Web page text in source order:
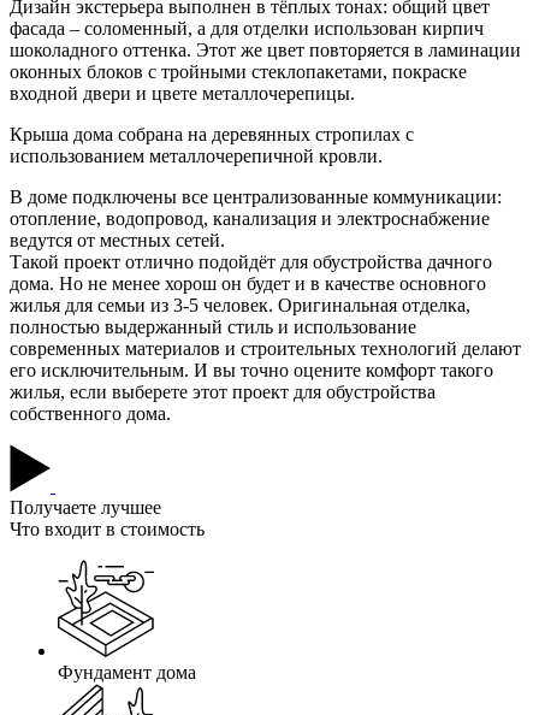
Дизайн экстерьера выполнен в тёплых тонах: общий цвет
фасада – соломенный, а для отделки использован кирпич
шоколадного оттенка. Этот же цвет повторяется в ламинации
оконных блоков с тройными стеклопакетами, покраске
входной двери и цвете металлочерепицы.
Крыша дома собрана на деревянных стропилах с
использованием металлочерепичной кровли.
В доме подключены все централизованные коммуникации:
отопление, водопровод, канализация и электроснабжение
ведутся от местных сетей.
Такой проект отлично подойдёт для обустройства дачного
дома. Но не менее хорош он будет и в качестве основного
жилья для семьи из 3-5 человек. Оригинальная отделка,
полностью выдержанный стиль и использование
современных материалов и строительных технологий делают
его исключительным. И вы точно оцените комфорт такого
жилья, если выберете этот проект для обустройства
собственного дома.
Получаете лучшее
Что входит в стоимость
Фундамент дома